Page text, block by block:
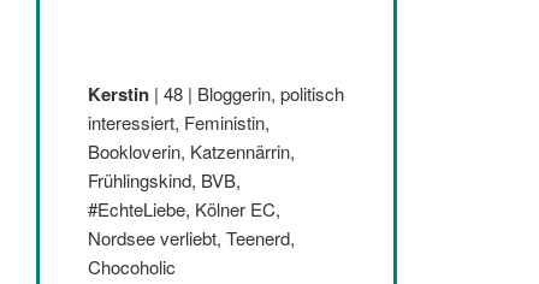
Kerstin | 48 | Bloggerin, politisch
interessiert, Feministin,
Bookloverin, Katzennärrin,
Frühlingskind, BVB,
#EchteLiebe, Kölner EC,
Nordsee verliebt, Teenerd,
Chocoholic